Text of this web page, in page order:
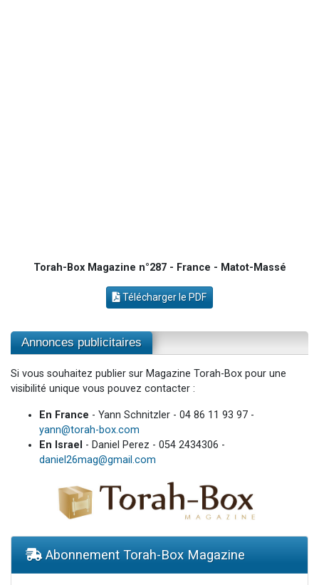
Torah-Box Magazine n°287 - France - Matot-Massé
Télécharger le PDF
Annonces publicitaires
Si vous souhaitez publier sur Magazine Torah-Box pour une
visibilité unique vous pouvez contacter :
En France - Yann Schnitzler - 04 86 11 93 97 -
yann@torah-box.com
En Israel - Daniel Perez - 054 2434306 -
daniel26mag@gmail.com
Abonnement Torah-Box Magazine